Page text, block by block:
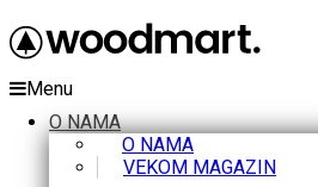
Menu
O NAMA
O NAMA
VEKOM MAGAZIN